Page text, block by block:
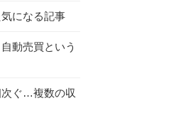
になる記事
動売買という
次ぐ…複数の収